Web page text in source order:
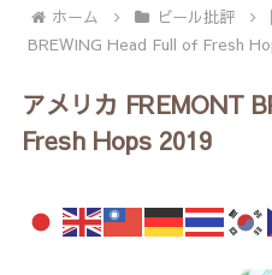
ホーム ビール批評
BREWING Head Full of Fresh
アメリカ FREMONT
Fresh Hops 2019